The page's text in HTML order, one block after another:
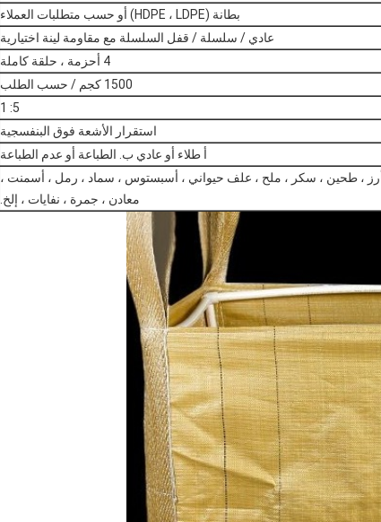
بطانة (HDPE ، LDPE) أو حسب متطلبات العملاء
عادي / سلسلة / قفل السلسلة مع مقاومة لينة اختيارية
4 أحزمة ، حلقة كاملة
1500 كجم / حسب الطلب
5: 1
استقرار الأشعة فوق البنفسجية
أ طلاء أو عادي ب. الطباعة أو عدم الطباعة
أرز ، طحين ، سكر ، ملح ، علف حيواني ، أسبستوس ، سماد ، رمل ، أسمنت ،
معادن ، جمرة ، نفايات ، إلخ.